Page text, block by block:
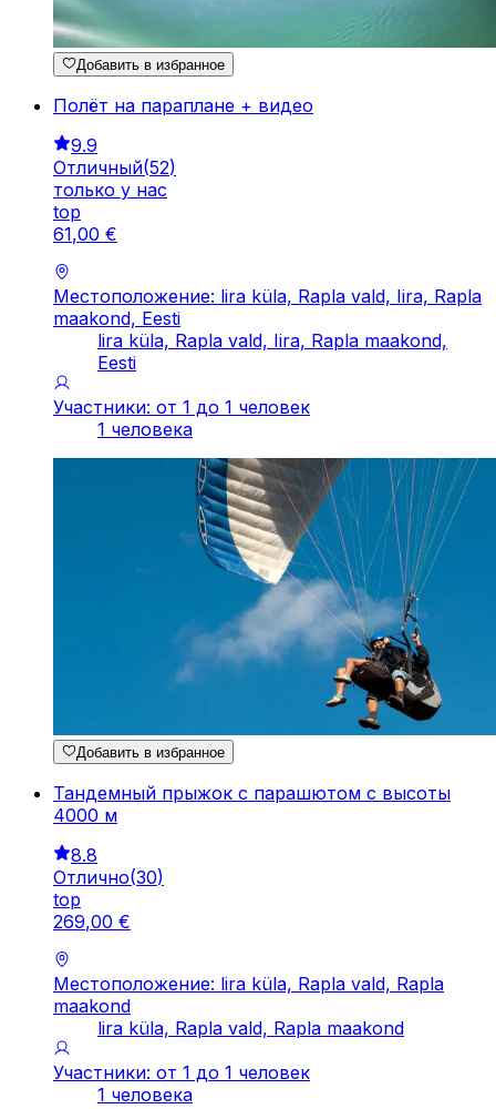
Добавить в избранное
Полёт на параплане + видео
9.9
Отличный(52)
только у нас
top
61,00 €
Местоположение: lira küla, Rapla vald, Iira, Rapla
maakond, Eesti
lira küla, Rapla vald, Iira, Rapla maakond,
Eesti
Участники: от 1 до 1 человек
1 человека
Добавить в избранное
Тандемный прыжок с парашютом с высоты
4000 м
8.8
Отлично(30)
top
269,00 €
Местоположение: lira küla, Rapla vald, Rapla
maakond
lira küla, Rapla vald, Rapla maakond
Участники: от 1 до 1 человек
1 человека